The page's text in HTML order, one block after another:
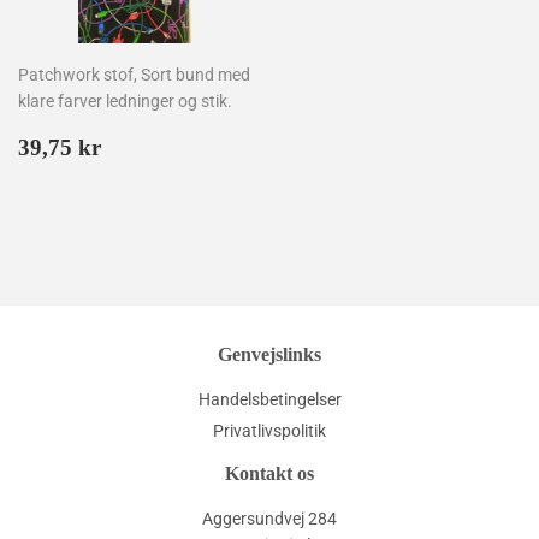
Patchwork stof, Sort bund med
klare farver ledninger og stik.
Normalpris
39,75 kr
Genvejslinks
Handelsbetingelser
Privatlivspolitik
Kontakt os
Aggersundvej 284